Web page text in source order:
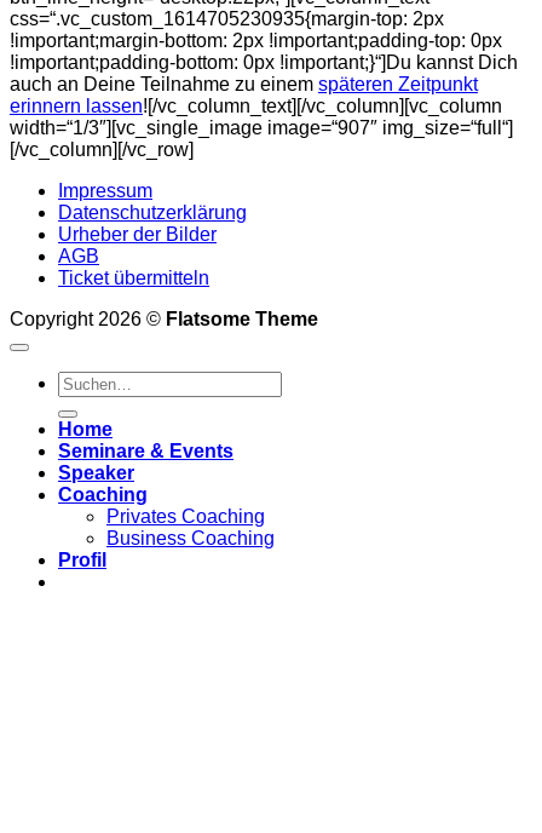
css=“.vc_custom_1614705230935{margin-top: 2px
!important;margin-bottom: 2px !important;padding-top: 0px
!important;padding-bottom: 0px !important;}“]Du kannst Dich
auch an Deine Teilnahme zu einem späteren Zeitpunkt
erinnern lassen![/vc_column_text][/vc_column][vc_column
width=“1/3″][vc_single_image image=“907″ img_size=“full“]
[/vc_column][/vc_row]
Impressum
Datenschutzerklärung
Urheber der Bilder
AGB
Ticket übermitteln
Copyright 2026 © Flatsome Theme
Home
Seminare & Events
Speaker
Coaching
Privates Coaching
Business Coaching
Profil